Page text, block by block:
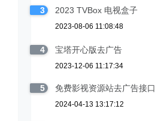
3 2023 TVBox 电视盒子
2023-08-06 11:08:48
4 宝塔开心版去广告
2023-12-06 11:17:34
5 免费影视资源站去广告接口
2024-04-13 13:17:12